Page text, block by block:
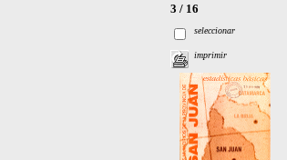
3 / 16
seleccionar
imprimir